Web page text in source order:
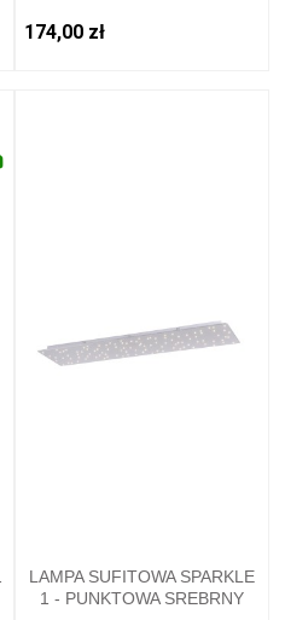
174,00 zł
LAMPA SUFITOWA SPARKLE
1 - PUNKTOWA SREBRNY